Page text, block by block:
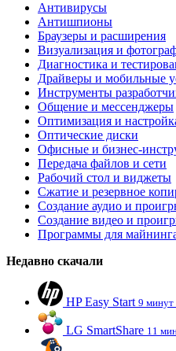
Антивирусы
Антишпионы
Браузеры и расширения
Визуализация и
Диагностика и
Драйверы и мобильные
Инструменты
Общение и мессенджеры
Оптимизация и
Оптические диски
Офисные и бизнес-
Передача файлов и сети
Рабочий стол и виджеты
Сжатие и резервное
Создание аудио и
Создание видео и
Программы для
Недавно скачали
HP Easy Start 9 минут
LG SmartShare 11